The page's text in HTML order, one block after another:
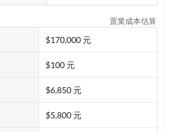
置業成本估算
$170,000 元
$100 元
$6,850 元
$5,800 元